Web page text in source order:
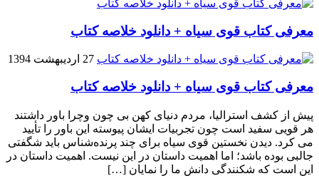
معرفی کتاب قوی سیاه + دانلود خلاصه کتاب
27 اردیبهشت 1394
معرفی کتاب قوی سیاه + دانلود خلاصه کتاب
پیش از کشف استرالیا، مردم دنیاى کهن بی چون وچرا باور داشتند
هر قویى سفید است چون تجربیات ایشان پیوسته این باور را تأیید
می کرد. دیدن نخستین قوى سیاه براى چند پرنده‌شناس باید شگفتى
جالبى بوده باشد؛ اما اهمیت داستان در این نیست. اهمیت داستان در
این است که شکنندگى دانش ما را نمایان […]